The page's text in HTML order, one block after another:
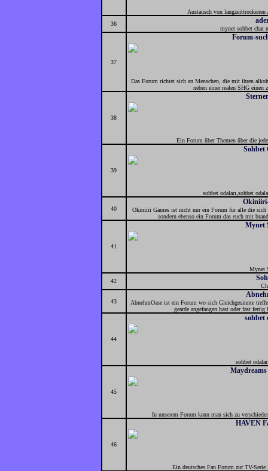
Austausch von
36
mynet sohbet chat
37
Forum-
Das Forum richtet sich an Menschen, die mit ihren
neben einer realen SHG einen
38
Ein Forum über Themen über die
39
Sohbet
sohbet odaları,sohbet
40
Okiniiri Games ist nicht nur ein Forum für alle die sich
sondern ebenso ein Forum das euch mit
41
Mynet
Mynet
42
43
AbnehmOase ist ein Forum wo sich Gleichgesinnte
gearde angefangen hast oder fast
44
sohbet
sohbet
45
In unserem Forum kann man sich zu
46
HAVEN
Ein deutsches Fan Forum zur TV-